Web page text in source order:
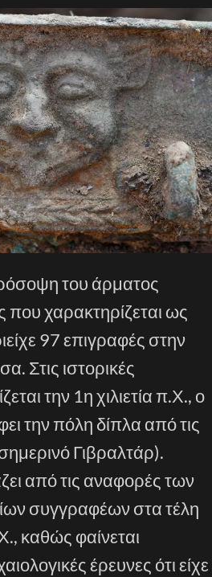
του άρματος
χαρακτηρίζεται ως
97 επιγραφές στην
Στις ιστορικές
την 1η χιλιετία π.Χ., ο
την πόλη δίπλα από τις
Γιβραλτάρ).
από τις αναφορές των
συγγραφέων στα τέλη
καθώς φαίνεται
έρευνες ότι είχε